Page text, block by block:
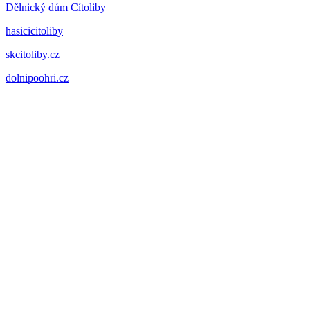
Dělnický dúm Cítoliby
hasicicitoliby
skcitoliby.cz
dolnipoohri.cz